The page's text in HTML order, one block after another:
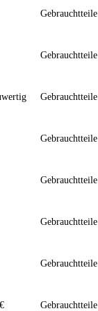
Gebrauchtteile
Gebrauchtteile
Gebrauchtteile
Gebrauchtteile
Gebrauchtteile
Gebrauchtteile
Gebrauchtteile
Gebrauchtteile